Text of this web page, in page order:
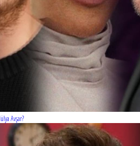
Avşar?